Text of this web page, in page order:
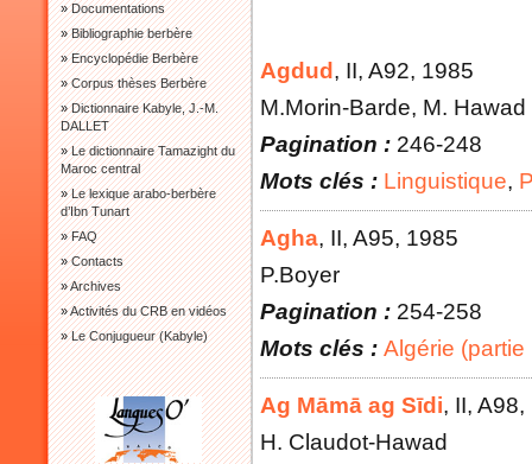
»Documentations
»Bibliographie berbère
»Encyclopédie Berbère
»Corpus thèses Berbère
»Dictionnaire Kabyle, J.-M.
DALLET
»Le dictionnaire Tamazight du
Maroc central
»Le lexique arabo-berbère
d’Ibn Tunart
»FAQ
»Contacts
»Archives
»Activités du CRB en vidéos
»Le Conjugueur (Kabyle)
Agdud, II, A92, 1985
M.Morin-Barde, M. Hawad
Pagination : 246-248
Mots clés : Linguistique,
Agha, II, A95, 1985
P.Boyer
Pagination : 254-258
Mots clés : Algérie
Ag Māmā ag Sīdi, II, A98,
H. Claudot-Hawad